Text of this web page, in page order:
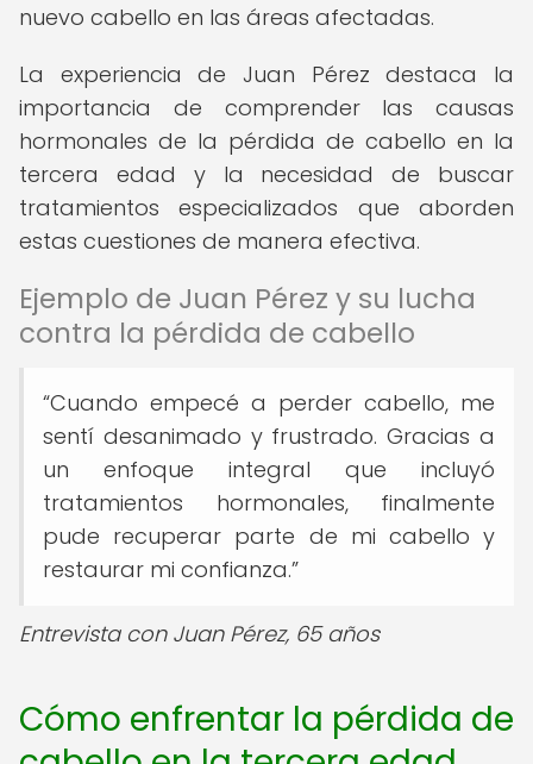
nuevo cabello en las áreas afectadas.
La experiencia de Juan Pérez destaca la
importancia de comprender las causas
hormonales de la pérdida de cabello en la
tercera edad y la necesidad de buscar
tratamientos especializados que aborden
estas cuestiones de manera efectiva.
Ejemplo de Juan Pérez y su lucha
contra la pérdida de cabello
“Cuando empecé a perder cabello, me
sentí desanimado y frustrado. Gracias a
un enfoque integral que incluyó
tratamientos hormonales, finalmente
pude recuperar parte de mi cabello y
restaurar mi confianza.”
Entrevista con Juan Pérez, 65 años
Cómo enfrentar la pérdida de